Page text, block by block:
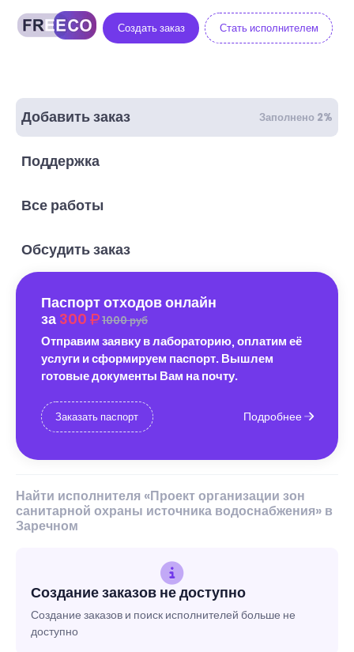
Создать заказ Стать исполнителем
Добавить заказ Заполнено 2%
Поддержка
Все работы
Обсудить заказ
Паспорт отходов онлайн
за 300 1000 руб
Отправим заявку в лабораторию, оплатим её
услуги и сформируем паспорт. Вышлем
готовые документы Вам на почту.
Заказать паспорт Подробнее
Найти исполнителя «Проект организации зон
санитарной охраны источника водоснабжения» в
Заречном
Создание заказов не доступно
Создание заказов и поиск исполнителей больше не
доступно